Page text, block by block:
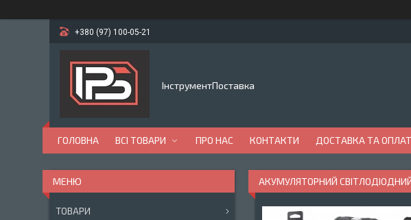
+380 (97) 100-05-21
ІнструментПоставка
ГОЛОВНА ВСІ ТОВАРИ ПРО НАС КОНТАКТИ ДОСТАВКА ТА
АКУМУЛЯТОРНИЙ СВІТЛОДІОДНИЙ
ТОВАРИ